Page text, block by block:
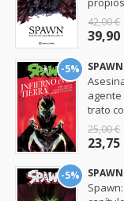
42,00 €
39,90
-5%
agente
trato
25,00 €
23,75
-5%